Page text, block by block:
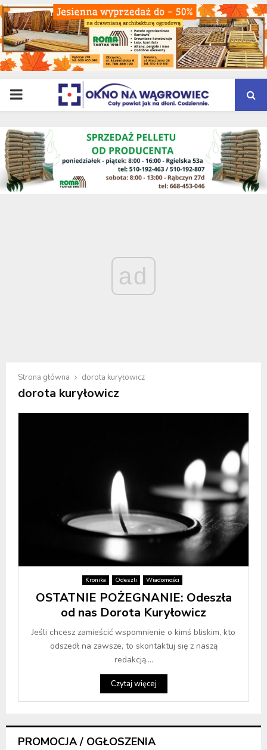
PRIMARY
MENU
ad
Strona główna dorota kuryłowicz
dorota kuryłowicz
Kronika Odeszli Wiadomości
OSTATNIE POŻEGNANIE: Odeszła
od nas Dorota Kuryłowicz
Jeśli chcesz zamieścić wspomnienie o kimś bliskim, kto
odszedł na zawsze, to skontaktuj się z naszą
redakcją....
Czytaj więcej
PROMOCJA / OGŁOSZENIA